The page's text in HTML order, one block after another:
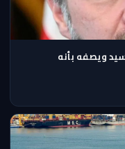
ويصفه بأنه